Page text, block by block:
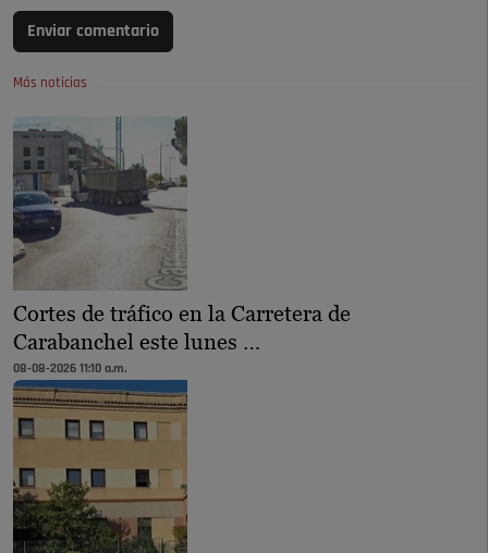
Enviar comentario
Más noticias
Cortes de tráfico en la Carretera de
Carabanchel este lunes …
08-08-2026 11:10 a.m.